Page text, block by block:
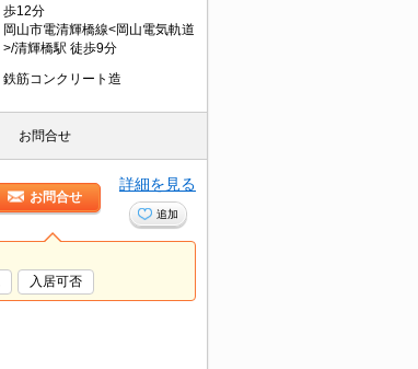
歩12分
岡山市電清輝橋線<岡山電気軌道
>/清輝橋駅 徒歩9分
鉄筋コンクリート造
お問合せ
お問合せ
詳細を見る
追加
入居可否